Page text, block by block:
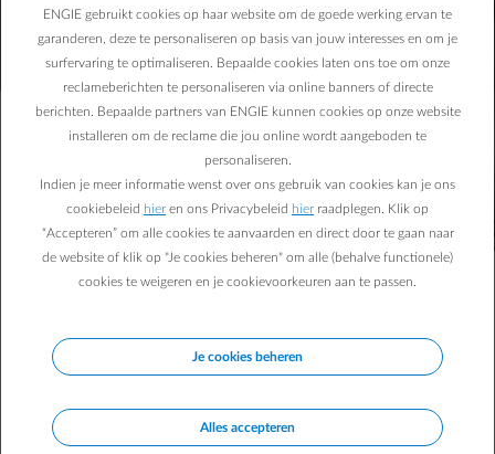
Wil je de dagelijkse prijzen raadplegen?
Er zijntwee mogelijkheden:
Klik op de knop hieronder voor onmiddellijke toegang tot de laatste
ENGIE gebruikt cookies op haar website om de goede werking ervan te
garanderen, deze te personaliseren op basis van jouw interesses en om je
surfervaring te optimaliseren. Bepaalde cookies laten ons toe om onze
reclameberichten te personaliseren via online banners of directe
berichten. Bepaalde partners van ENGIE kunnen cookies op onze website
installeren om de reclame die jou online wordt aangeboden te
personaliseren.
Indien je meer informatie wenst over ons gebruik van cookies kan je ons
cookiebeleid hier en ons Privacybeleid hier raadplegen. Klik op
“Accepteren” om alle cookies te aanvaarden en direct door te gaan naar
de website of klik op "Je cookies beheren" om alle (behalve functionele)
cookies te weigeren en je cookievoorkeuren aan te passen.
Je cookies beheren
Alles accepteren